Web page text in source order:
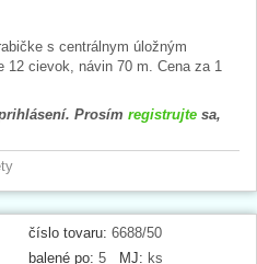
s centrálnym úložným
12 cievok, návin 70 m. Cena za 1
Prosím registrujte sa,
číslo tovaru: 6688/50
balené po: 5 MJ: ks